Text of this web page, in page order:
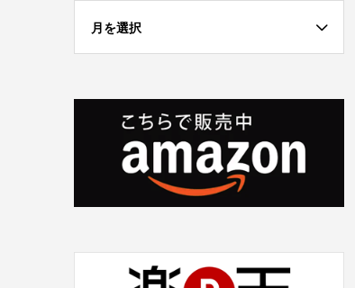
月を選択